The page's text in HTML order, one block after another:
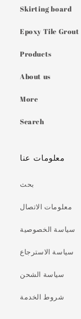
Skirting board
Epoxy Tile Grout
Products
About us
More
Search
معلومات عنا
بحث
معلومات الاتصال
سياسة الخصوصية
سياسة الاسترجاع
سياسة الشحن
شروط الخدمة